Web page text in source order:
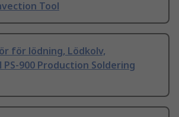
Tool
för lödning, Lödkolv,
900 Production Soldering